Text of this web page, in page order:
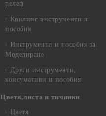
релеф
Квилинг инструменти и
пособия
Инструменти и пособия за
Моделиране
Други инструменти,
консумативи и пособия
Цветя,листа и тичинки
Цветя